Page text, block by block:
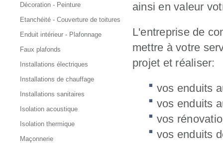
Décoration - Peinture
Etanchéité - Couverture de toitures
Enduit intérieur - Plafonnage
Faux plafonds
Installations électriques
Installations de chauffage
Installations sanitaires
Isolation acoustique
Isolation thermique
Maçonnerie
ainsi en valeur
L'entreprise de
mettre à votre
projet et réaliser:
vos enduits
vos enduits
vos
vos enduits